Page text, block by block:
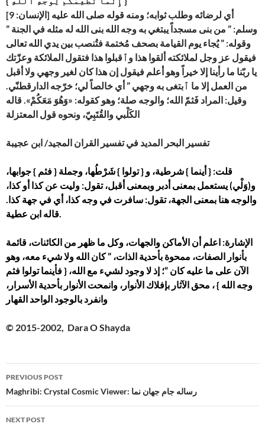
[الإنسان: 9] أي لرضائه وطلب ثوابه؛ ومنه قوله صلى الله عليه
وسلم: ” من بنى مسجداً يبتغي به وجه الله بنى الله له مثله في الجنة ”
وقوله: ” يُجاء يوم القيامة بصحف مُختمة فتُنصب بين يدي الله تعالى
فيقول عز وجل لملائكته ألقوا هذا وٱقبلوا هذا فتقول الملائكة وعزّتك
يا ربّنا ما رأينا إلا خيراً وهو أعلم فيقول إن هذا كان لغير وجهي ولا أقبل
من العمل إلا ما ٱبتغى به وجهي ” أي خالصاً لي؛ خرّجه الدارقطنّي.
وقيل: المراد فَثمّ الله؛ والوجه صلة؛ وهو كقوله: «وَهُوَ مَعَكُمْ». قاله
الكَلْبي والقُتَبِيّ، ونحوه قول المعتزلة
تفسير البحر المديد في تفسير القران المجيد/ ابن عجيبة
قلت: { أينما } شرطية، و { تولوا } شَرْطُها، وجملة { فثم } جوابها،
و(وَلْي) يستعمل بمعنى أدبر وبمعنى أقبل، تقول: وليت عن كذا أو كذا،
والوجه هنا بمعنى الجهة، تقول: سافرت في وجه كذا، أي في جهة كذا.
قاله ابن عطية.
الإشارة: اعلم أن الأماكن والجهات، وكل ما ظهر من الكائنات، قائمة
بأنوار الصفات، ممحوة بأحدية الذات، ” كان الله ولا شيء معه، وهو
الآن على ما عليه كان “؛ إذ لا وجود لشيء مع الله، { فأينما تولوا فثم
وجه الله } ، محق الآثار بإفلاك الأنوار، وانمحت الأنوار بأحدية الأسرار،
وانفرد بالوجود الواحد القهار
© 2015-2002, Dara O Shayda
Post
navigation
PREVIOUS POST
Maghribi: Crystal Cosmic Viewer: رساله جام جهان نما
NEXT POST